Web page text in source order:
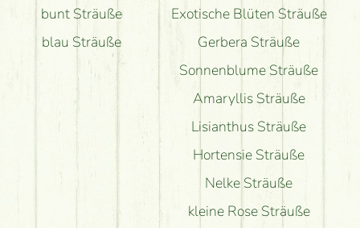
bunt Sträuße
blau Sträuße
Exotische Blüten Sträuße
Gerbera Sträuße
Sonnenblume Sträuße
Amaryllis Sträuße
Lisianthus Sträuße
Hortensie Sträuße
Nelke Sträuße
kleine Rose Sträuße